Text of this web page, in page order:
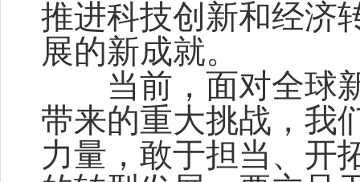
推进科技创新和经济
展的新成就。
当前，面对全球新
带来的重大挑战，我
力量，敢于担当、开